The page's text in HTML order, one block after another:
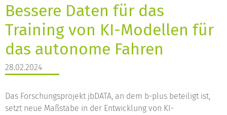
Bessere Daten für das
Training von KI-Modellen für
das autonome Fahren
28.02.2024
Das Forschungsprojekt jbDATA, an dem b-plus beteiligt ist,
setzt neue Maßstäbe in der Entwicklung von KI-